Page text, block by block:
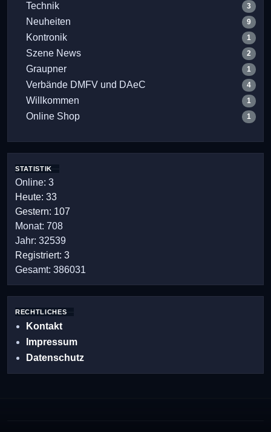
Technik 3
Neuheiten 9
Kontronik 1
Szene News 2
Graupner 1
Verbände DMFV und DAeC 4
Willkommen 1
Online Shop 1
STATISTIK
Online: 3
Heute: 33
Gestern: 107
Monat: 708
Jahr: 32539
Registriert: 3
Gesamt: 386031
RECHTLICHES
Kontakt
Impressum
Datenschutz